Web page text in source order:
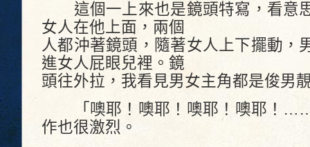
這個一上來也是鏡頭特寫，看意
女人在他上面，兩個
人都沖著鏡頭，隨著女人上下擺動，
進女人屁眼兒裡。鏡
頭往外拉，我看見男女主角都是俊男
「噢耶！噢耶！噢耶！噢耶！……
作也很激烈。